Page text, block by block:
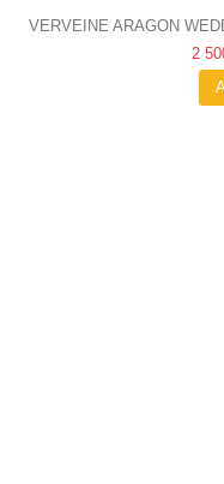
VERVEINE ARAGON
2